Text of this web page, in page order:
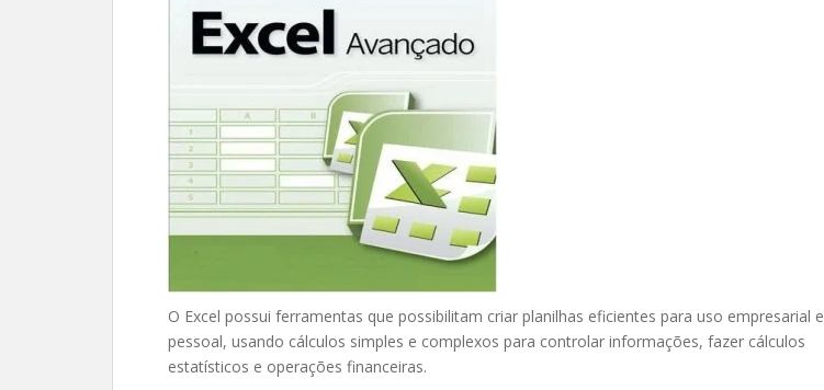
O Excel possui ferramentas que possibilitam criar planilhas eficientes para uso empresarial e
pessoal, usando cálculos simples e complexos para controlar informações, fazer cálculos
estatísticos e operações financeiras.